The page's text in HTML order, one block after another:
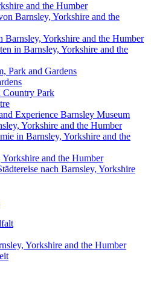
and the Humber
Barnsley, Yorkshire and the
Yorkshire and the Humber
in Barnsley, Yorkshire and the
Park and Gardens
Country Park
Experience Barnsley Museum
Yorkshire and the Humber
in Barnsley, Yorkshire and the
and the Humber
nach Barnsley, Yorkshire
Yorkshire and the Humber